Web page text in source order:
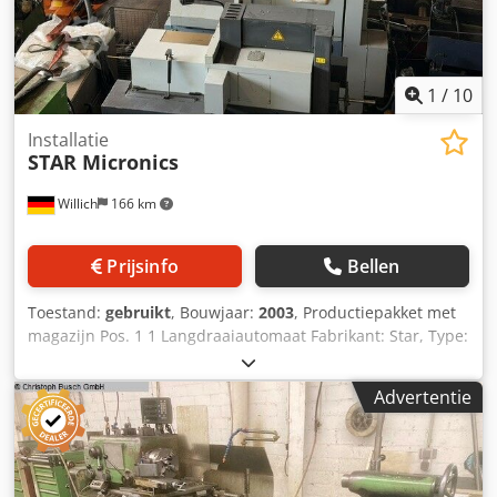
1 / 10
Willich 166 km
Installatie
STAR Micronics
Prijsinfo Bellen
Toestand: gebruikt, Bouwjaar: 2003, Productiepakket met
magazijn Pos. 1 1 Langdraaiautomaat Fabrikant: Star, Type:
Model SI-12 (550), Bouwjaar ca. 2002, Gewicht 1.450 kg,
inclusief 1 stafvoeder. Fabrikant: Iemca, Type CH220 (32L),
Serienummer: 0200223B02, Gewicht 670 kg, Bouwjaar 2002
Pos. 2 1 Langdraaiautomaat Fabrikant: Star, Type: SA-16R
(470), Bouwjaar 2003, Gewicht 1.700 kg, besturing,
Fabrikant: Fanuc, inclusief 1 stafvoeder, Fabrikant: Iemca,
Advertentie